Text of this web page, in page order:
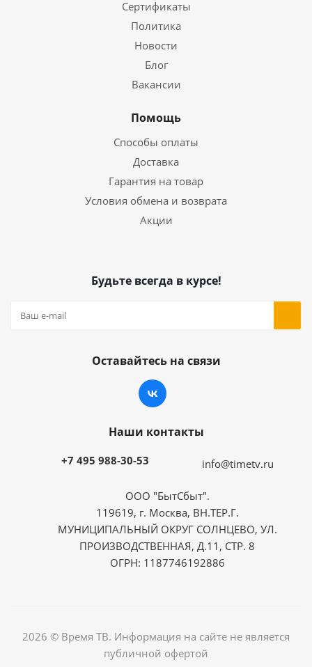
Сертификаты
Политика
Новости
Блог
Вакансии
Помощь
Способы оплаты
Доставка
Гарантия на товар
Условия обмена и возврата
Акции
Будьте всегда в курсе!
Оставайтесь на связи
Наши контакты
+7 495 988-30-53 info@timetv.ru
ООО "БытСбыт".
119619, г. Москва, ВН.ТЕР.Г.
МУНИЦИПАЛЬНЫЙ ОКРУГ СОЛНЦЕВО, УЛ.
ПРОИЗВОДСТВЕННАЯ, Д.11, СТР. 8
ОГРН: 1187746192886
2026 © Время ТВ. Информация на сайте не является
публичной офертой